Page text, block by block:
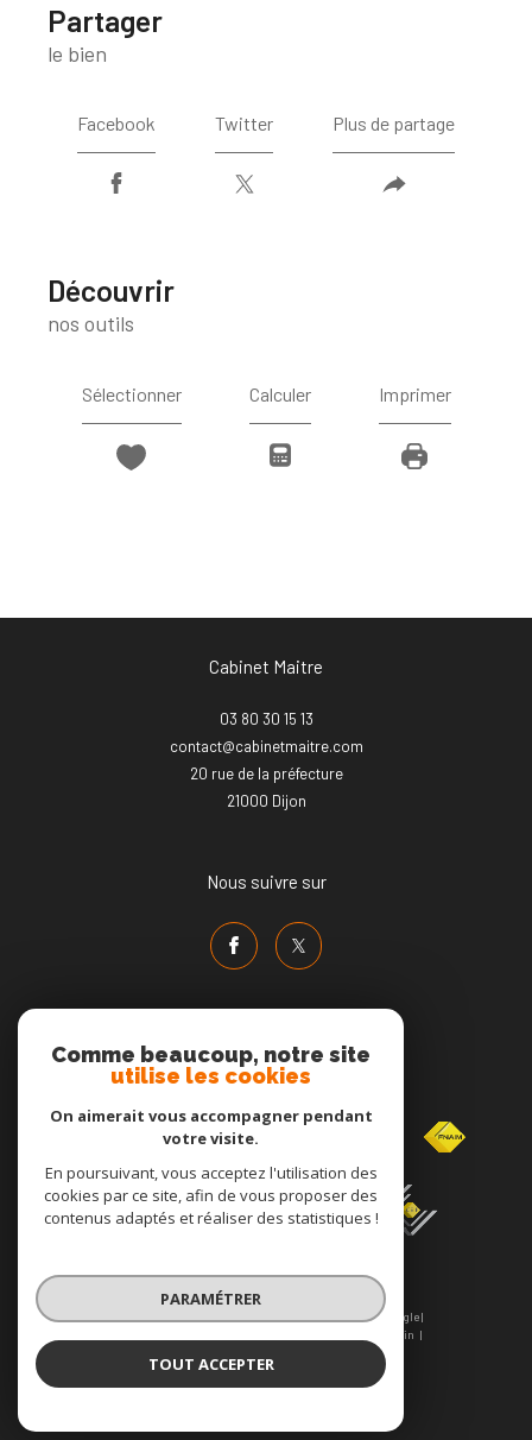
partager
le bien
Facebook Twitter Plus de partage
découvrir
nos outils
Sélectionner Calculer Imprimer
Cabinet Maitre
03 80 30 15 13
contact@cabinetmaitre.com
20 rue de la préfecture
21000
dijon
Nous suivre sur
Adhérents
© 2026 | Tous droits réservés | Traduction powered by Google |
Admin
Comme beaucoup, notre site
utilise les cookies
On aimerait vous accompagner pendant
votre visite.
En poursuivant, vous acceptez l'utilisation des
cookies par ce site, afin de vous proposer des
contenus adaptés et réaliser des statistiques !
PARAMÉTRER
TOUT ACCEPTER